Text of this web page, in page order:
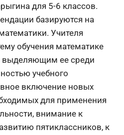
для 5-6 классов.
базируются на
Учителя
обучения математике
ее среди
учебного
включение новых
для применения
внимание к
пятиклассников, к